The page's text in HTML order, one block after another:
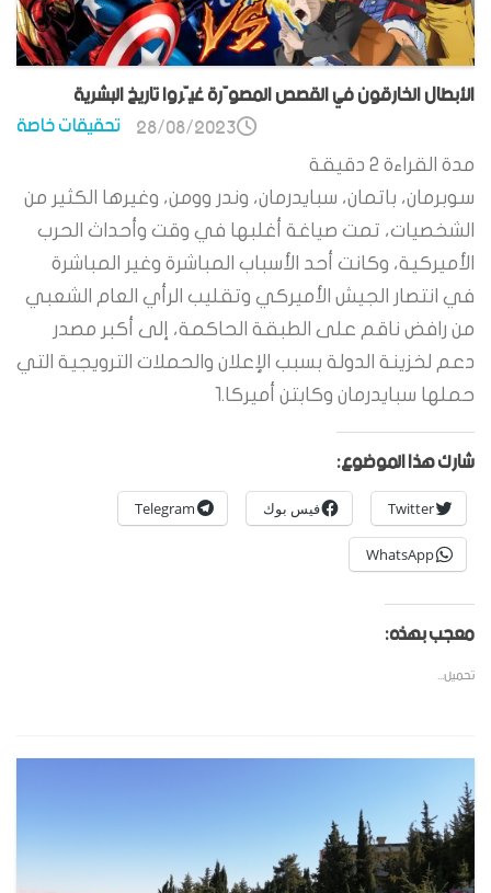
الأبطال الخارقون في القصص المصوّرة غيّروا تاريخ البشرية
تحقيقات خاصة 28/08/2023
مدة القراءة 2 دقيقة
سوبرمان، باتمان، سبايدرمان، وندر وومن، وغيرها الكثير من
الشخصيات، تمت صياغة أغلبها في وقت وأحداث الحرب
الأميركية، وكانت أحد الأسباب المباشرة وغير المباشرة
في انتصار الجيش الأميركي وتقليب الرأي العام الشعبي
من رافض ناقم على الطبقة الحاكمة، إلى أكبر مصدر
دعم لخزينة الدولة بسبب الإعلان والحملات الترويجية التي
حملها سبايدرمان وكابتن أميركا.1
شارك هذا الموضوع:
Twitter فيس بوك Telegram
WhatsApp
معجب بهذه:
تحميل...